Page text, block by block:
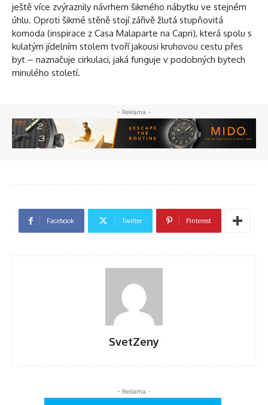
ještě více zvýraznily návrhem šikmého nábytku ve stejném
úhlu. Oproti šikmé stěně stojí zářivě žlutá stupňovitá
komoda (inspirace z Casa Malaparte na Capri), která spolu s
kulatým jídelním stolem tvoří jakousi kruhovou cestu přes
byt – naznačuje cirkulaci, jaká funguje v podobných bytech
minulého století.
- Reklama -
Facebook Twitter Pinterest
SvetZeny
- Reklama -